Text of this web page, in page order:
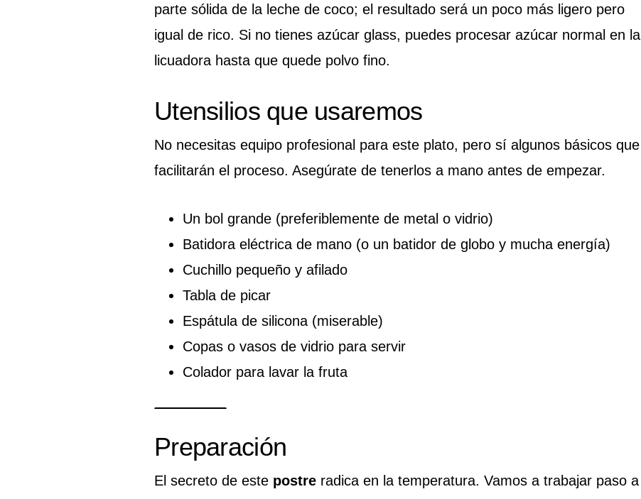
parte sólida de la leche de coco; el resultado será un poco más ligero pero
igual de rico. Si no tienes azúcar glass, puedes procesar azúcar normal en la
licuadora hasta que quede polvo fino.
Utensilios que usaremos
No necesitas equipo profesional para este plato, pero sí algunos básicos que
facilitarán el proceso. Asegúrate de tenerlos a mano antes de empezar.
Un bol grande (preferiblemente de metal o vidrio)
Batidora eléctrica de mano (o un batidor de globo y mucha energía)
Cuchillo pequeño y afilado
Tabla de picar
Espátula de silicona (miserable)
Copas o vasos de vidrio para servir
Colador para lavar la fruta
Preparación
El secreto de este postre radica en la temperatura. Vamos a trabajar paso a